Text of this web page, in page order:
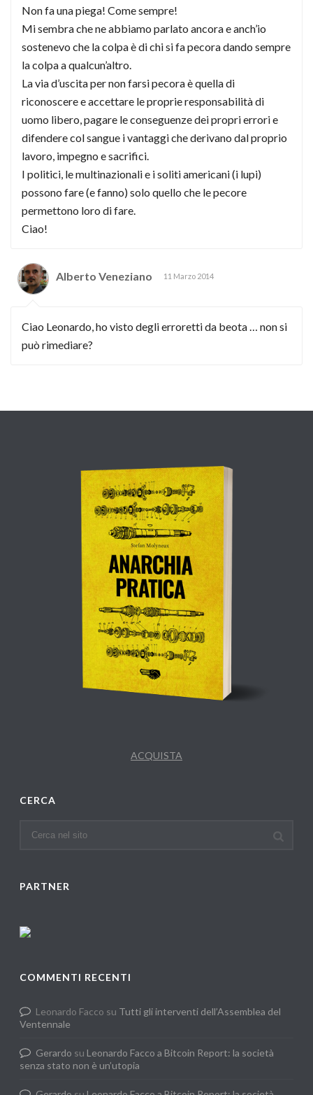
Non fa una piega! Come sempre!
Mi sembra che ne abbiamo parlato ancora e anch’io
sostenevo che la colpa è di chi si fa pecora dando sempre
la colpa a qualcun’altro.
La via d’uscita per non farsi pecora è quella di
riconoscere e accettare le proprie responsabilità di
uomo libero, pagare le conseguenze dei propri errori e
difendere col sangue i vantaggi che derivano dal proprio
lavoro, impegno e sacrifici.
I politici, le multinazionali e i soliti americani (i lupi)
possono fare (e fanno) solo quello che le pecore
permettono loro di fare.
Ciao!
Alberto Veneziano 11 Marzo 2014
Ciao Leonardo, ho visto degli erroretti da beota … non si
può rimediare?
ACQUISTA
CERCA
PARTNER
COMMENTI RECENTI
Leonardo Facco su Tutti gli interventi dell’Assemblea del
Ventennale
Gerardo su Leonardo Facco a Bitcoin Report: la società
senza stato non è un’utopia